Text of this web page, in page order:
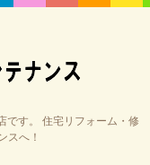
です。 住宅リフォーム・修
スへ！